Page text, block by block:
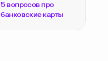
5 вопросов про
банковские карты